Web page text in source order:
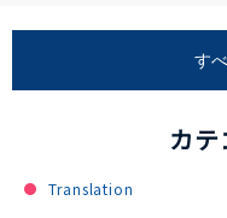
す
カ
Translation